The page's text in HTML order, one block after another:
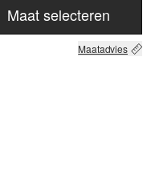
Maat selecteren
Maatadvies